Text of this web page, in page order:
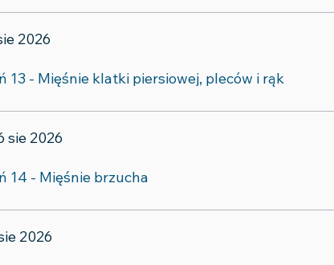
2026
13 - Mięśnie klatki piersiowej, pleców i rąk
sie 2026
14 - Mięśnie brzucha
2026